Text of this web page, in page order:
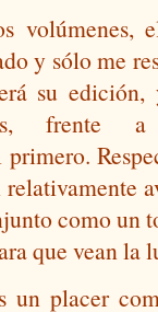
volúmenes,
y sólo me
su
frente
como un
que vean la
un placer